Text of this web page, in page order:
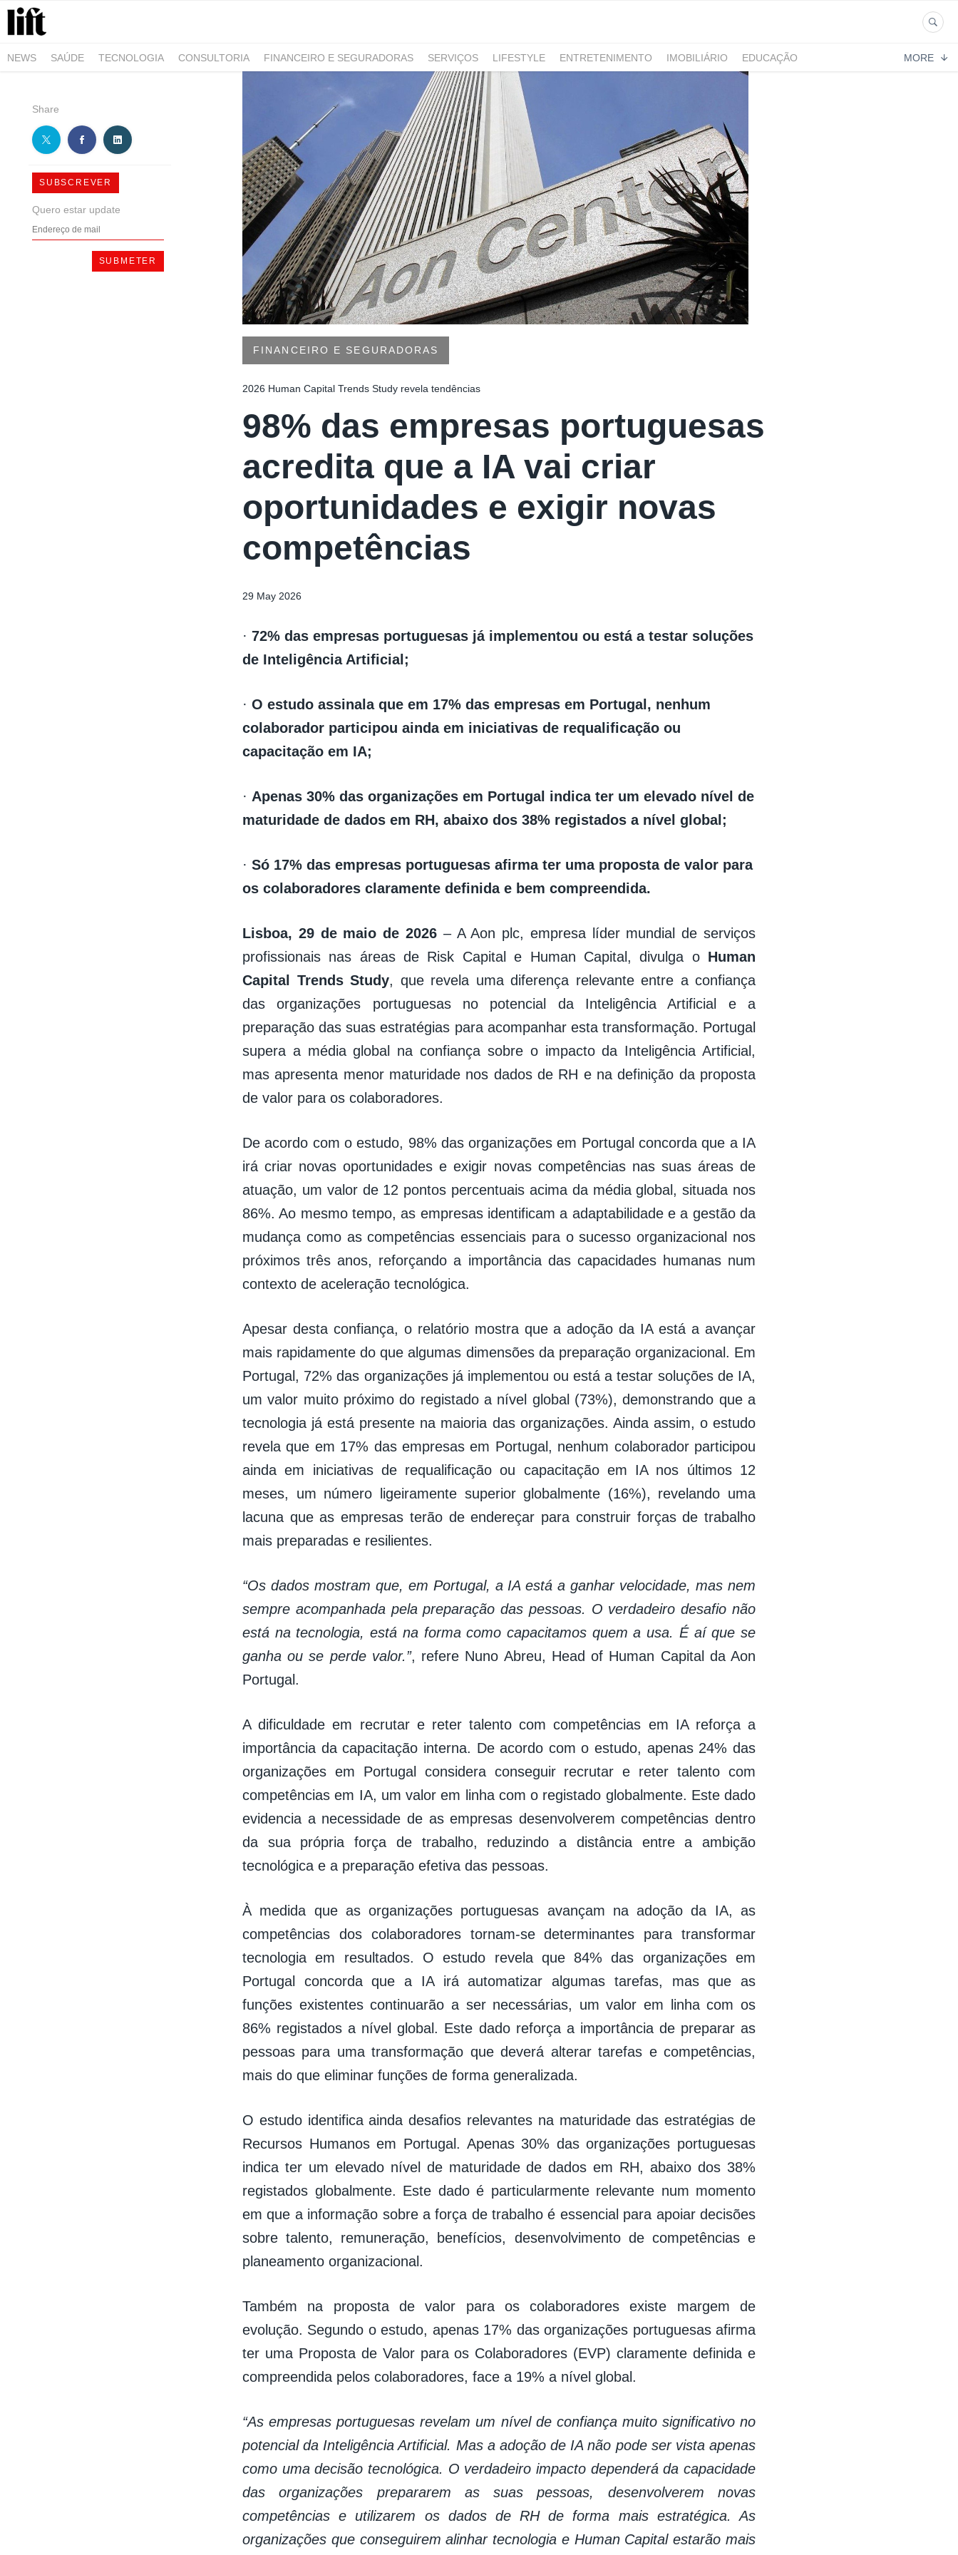
NEWS SAÚDE TECNOLOGIA CONSULTORIA FINANCEIRO E SEGURADORAS SERVIÇOS LIFESTYLE ENTRETENIMENTO IMOBILIÁRIO
EDUCAÇÃO
NOTÍCIAS
MORE
Share
SUBSCREVER
Quero estar update
FINANCEIRO E SEGURADORAS
2026 Human Capital Trends Study revela tendências
98% das empresas portuguesas
acredita que a IA vai criar
oportunidades e exigir novas
competências
29 May 2026
· 72% das empresas portuguesas já implementou ou está a testar soluções
de Inteligência Artificial;
· O estudo assinala que em 17% das empresas em Portugal, nenhum
colaborador participou ainda em iniciativas de requalificação ou
capacitação em IA;
· Apenas 30% das organizações em Portugal indica ter um elevado nível de
maturidade de dados em RH, abaixo dos 38% registados a nível global;
· Só 17% das empresas portuguesas afirma ter uma proposta de valor para
os colaboradores claramente definida e bem compreendida.
Lisboa, 29 de maio de 2026 – A Aon plc, empresa líder mundial de serviços
profissionais nas áreas de Risk Capital e Human Capital, divulga o Human
Capital Trends Study, que revela uma diferença relevante entre a confiança
das organizações portuguesas no potencial da Inteligência Artificial e a
preparação das suas estratégias para acompanhar esta transformação. Portugal
supera a média global na confiança sobre o impacto da Inteligência Artificial,
mas apresenta menor maturidade nos dados de RH e na definição da proposta
de valor para os colaboradores.
De acordo com o estudo, 98% das organizações em Portugal concorda que a IA
irá criar novas oportunidades e exigir novas competências nas suas áreas de
atuação, um valor de 12 pontos percentuais acima da média global, situada nos
86%. Ao mesmo tempo, as empresas identificam a adaptabilidade e a gestão da
mudança como as competências essenciais para o sucesso organizacional nos
próximos três anos, reforçando a importância das capacidades humanas num
contexto de aceleração tecnológica.
Apesar desta confiança, o relatório mostra que a adoção da IA está a avançar
mais rapidamente do que algumas dimensões da preparação organizacional. Em
Portugal, 72% das organizações já implementou ou está a testar soluções de IA,
um valor muito próximo do registado a nível global (73%), demonstrando que a
tecnologia já está presente na maioria das organizações. Ainda assim, o estudo
revela que em 17% das empresas em Portugal, nenhum colaborador participou
ainda em iniciativas de requalificação ou capacitação em IA nos últimos 12
meses, um número ligeiramente superior globalmente (16%), revelando uma
lacuna que as empresas terão de endereçar para construir forças de trabalho
mais preparadas e resilientes.
“Os dados mostram que, em Portugal, a IA está a ganhar velocidade, mas nem
sempre acompanhada pela preparação das pessoas. O verdadeiro desafio não
está na tecnologia, está na forma como capacitamos quem a usa. É aí que se
ganha ou se perde valor.”, refere Nuno Abreu, Head of Human Capital da Aon
Portugal.
A dificuldade em recrutar e reter talento com competências em IA reforça a
importância da capacitação interna. De acordo com o estudo, apenas 24% das
organizações em Portugal considera conseguir recrutar e reter talento com
competências em IA, um valor em linha com o registado globalmente. Este dado
evidencia a necessidade de as empresas desenvolverem competências dentro
da sua própria força de trabalho, reduzindo a distância entre a ambição
tecnológica e a preparação efetiva das pessoas.
À medida que as organizações portuguesas avançam na adoção da IA, as
competências dos colaboradores tornam-se determinantes para transformar
tecnologia em resultados. O estudo revela que 84% das organizações em
Portugal concorda que a IA irá automatizar algumas tarefas, mas que as
funções existentes continuarão a ser necessárias, um valor em linha com os
86% registados a nível global. Este dado reforça a importância de preparar as
pessoas para uma transformação que deverá alterar tarefas e competências,
mais do que eliminar funções de forma generalizada.
O estudo identifica ainda desafios relevantes na maturidade das estratégias de
Recursos Humanos em Portugal. Apenas 30% das organizações portuguesas
indica ter um elevado nível de maturidade de dados em RH, abaixo dos 38%
registados globalmente. Este dado é particularmente relevante num momento
em que a informação sobre a força de trabalho é essencial para apoiar decisões
sobre talento, remuneração, benefícios, desenvolvimento de competências e
planeamento organizacional.
Também na proposta de valor para os colaboradores existe margem de
evolução. Segundo o estudo, apenas 17% das organizações portuguesas afirma
ter uma Proposta de Valor para os Colaboradores (EVP) claramente definida e
compreendida pelos colaboradores, face a 19% a nível global.
“As empresas portuguesas revelam um nível de confiança muito significativo no
potencial da Inteligência Artificial. Mas a adoção de IA não pode ser vista apenas
como uma decisão tecnológica. O verdadeiro impacto dependerá da capacidade
das organizações prepararem as suas pessoas, desenvolverem novas
competências e utilizarem os dados de RH de forma mais estratégica. As
organizações que conseguirem alinhar tecnologia e Human Capital estarão mais